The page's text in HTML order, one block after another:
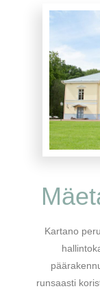
Kartano
runsaasti